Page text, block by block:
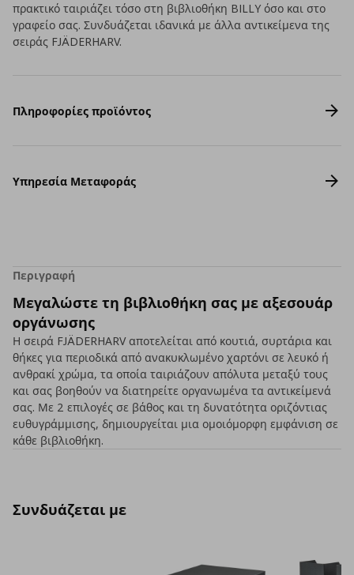
πρακτικό ταιριάζει τόσο στη βιβλιοθήκη BILLY όσο και στο
γραφείο σας. Συνδυάζεται ιδανικά με άλλα αντικείμενα της
σειράς FJÄDERHARV.
Πληροφορίες προϊόντος
Υπηρεσία Μεταφοράς
Περιγραφή
Μεγαλώστε τη βιβλιοθήκη σας με αξεσουάρ
οργάνωσης
Η σειρά FJÄDERHARV αποτελείται από κουτιά, συρτάρια και
θήκες για περιοδικά από ανακυκλωμένο χαρτόνι σε λευκό ή
ανθρακί χρώμα, τα οποία ταιριάζουν απόλυτα μεταξύ τους
και σας βοηθούν να διατηρείτε οργανωμένα τα αντικείμενά
σας. Με 2 επιλογές σε βάθος και τη δυνατότητα οριζόντιας
ευθυγράμμισης, δημιουργείται μια ομοιόμορφη εμφάνιση σε
κάθε βιβλιοθήκη.
Συνδυάζεται με